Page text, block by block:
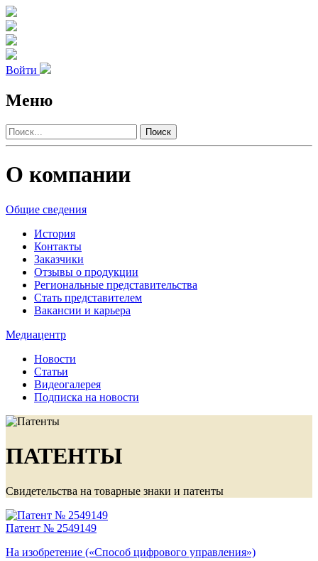
Войти
Меню
Поиск
О компании
Общие сведения
История
Контакты
Заказчики
Отзывы о продукции
Региональные представительства
Стать представителем
Вакансии и карьера
Медиацентр
Новости
Статьи
Видеогалерея
Подписка на новости
ПАТЕНТЫ
Свидетельства на товарные знаки и патенты
Патент № 2549149
На изобретение («Способ цифрового управления»)